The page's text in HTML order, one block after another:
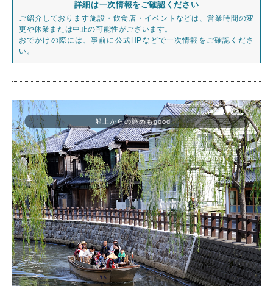
詳細は一次情報をご確認ください
ご紹介しております施設・飲食店・イベントなどは、営業時間の変
更や休業または中止の可能性がございます。
おでかけの際には、事前に公式HPなどで一次情報をご確認くださ
い。
船上からの眺めもgood！